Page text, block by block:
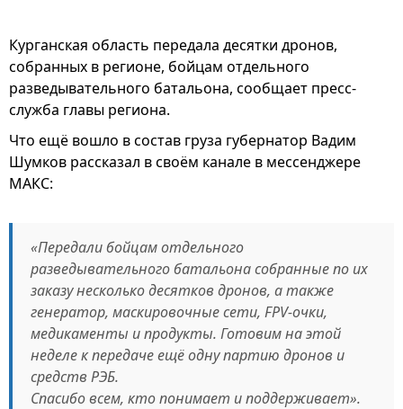
Курганская область передала десятки дронов,
собранных в регионе, бойцам отдельного
разведывательного батальона, сообщает пресс-
служба главы региона.
Что ещё вошло в состав груза губернатор Вадим
Шумков рассказал в своём канале в мессенджере
MАКС:
«Передали бойцам отдельного
разведывательного батальона собранные по их
заказу несколько десятков дронов, а также
генератор, маскировочные сети, FPV-очки,
медикаменты и продукты. Готовим на этой
неделе к передаче ещё одну партию дронов и
средств РЭБ.
Спасибо всем, кто понимает и поддерживает».